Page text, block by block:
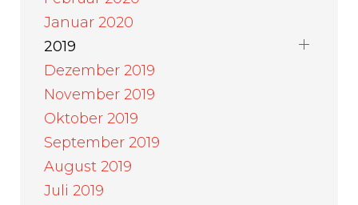
Januar 2020
2019
Dezember 2019
November 2019
Oktober 2019
September 2019
August 2019
Juli 2019